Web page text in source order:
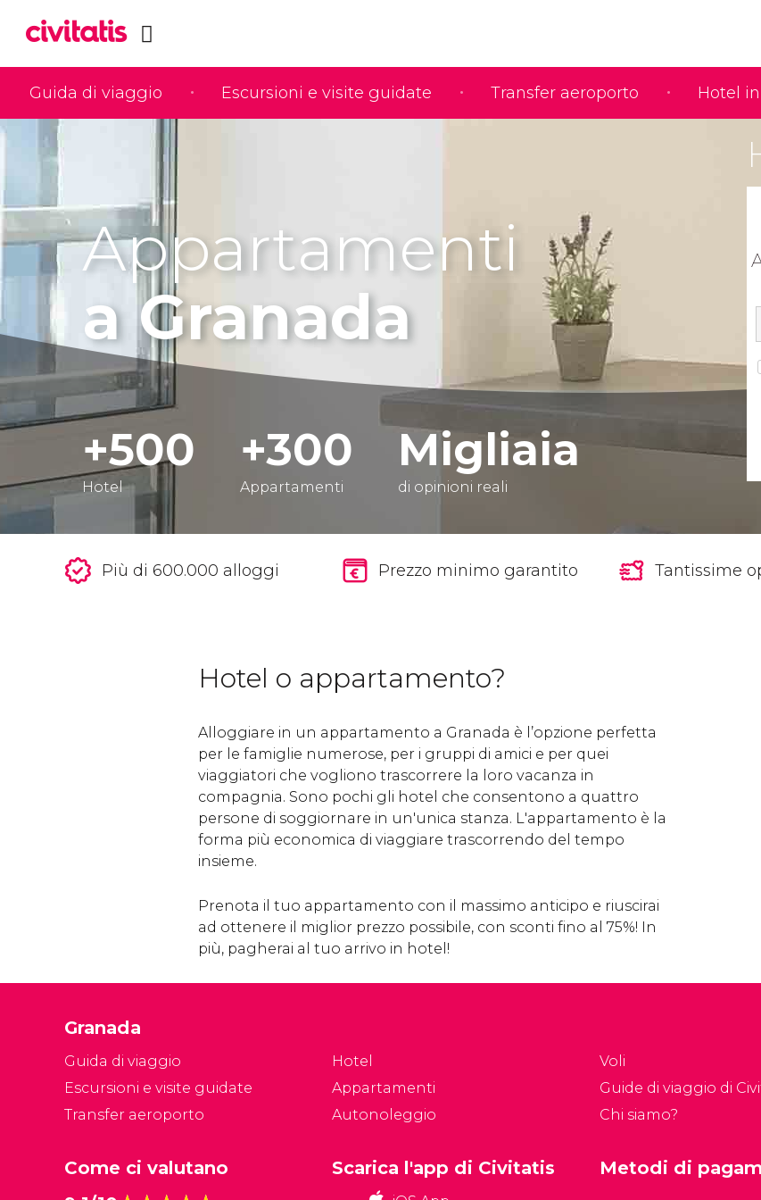
Guida di viaggio Escursioni e visite guidate Transfer aeroporto Hotel
Appartamenti
a Granada
+500
Hotel
+300
Appartamenti
Migliaia
di opinioni reali
Più di 600.000 alloggi Prezzo minimo garantito Tantissime
Hotel o appartamento?
Alloggiare in un appartamento a Granada è l’opzione perfetta
per le famiglie numerose, per i gruppi di amici e per quei
viaggiatori che vogliono trascorrere la loro vacanza in
compagnia. Sono pochi gli hotel che consentono a quattro
persone di soggiornare in un'unica stanza. L'appartamento è la
forma più economica di viaggiare trascorrendo del tempo
insieme.
Prenota il tuo appartamento con il massimo anticipo e riuscirai
ad ottenere il miglior prezzo possibile, con sconti fino al 75%! In
più, pagherai al tuo arrivo in hotel!
Granada
Guida di viaggio
Escursioni e visite guidate
Transfer aeroporto
Hotel
Appartamenti
Autonoleggio
Voli
Guide di viaggio di
Chi siamo?
Come ci valutano
Scarica l'app di Civitatis Metodi di